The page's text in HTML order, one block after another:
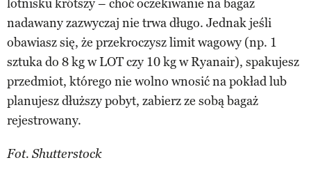
lotnisku krótszy – choć oczekiwanie na bagaż
nadawany zazwyczaj nie trwa długo. Jednak jeśli
obawiasz się, że przekroczysz limit wagowy (np. 1
sztuka do 8 kg w LOT czy 10 kg w Ryanair), spakujesz
przedmiot, którego nie wolno wnosić na pokład lub
planujesz dłuższy pobyt, zabierz ze sobą bagaż
rejestrowany.
Fot. Shutterstock